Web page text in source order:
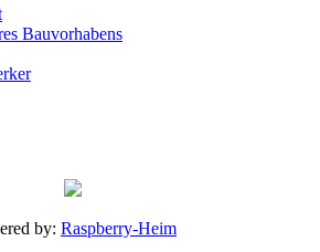
Bauvorhabens
by: Raspberry-Heim